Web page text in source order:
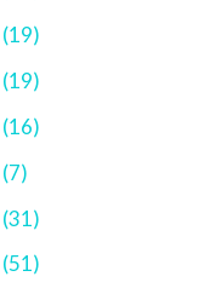
(19)
(19)
(16)
(7)
(31)
(51)